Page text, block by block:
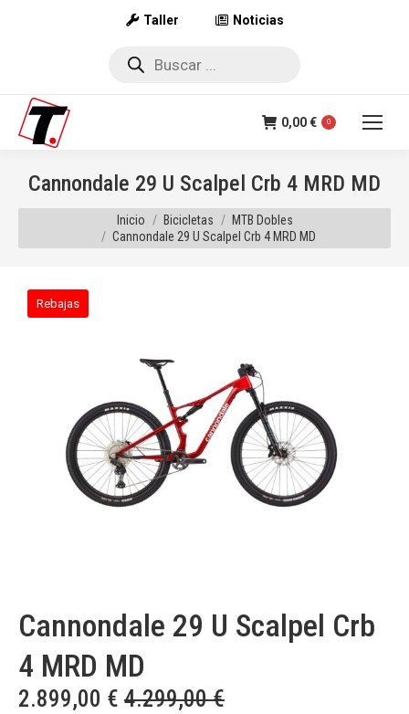
Taller Noticias
Búsqueda
0,00€ 0
Cannondale 29 U Scalpel Crb 4 MRD MD
Estás aquí:
Inicio Bicicletas
MTB Dobles
Cannondale 29 U Scalpel Crb 4 MRD MD
Rebajas
Cannondale 29 U Scalpel Crb
4 MRD MD
2.899,00 € 4.299,00€